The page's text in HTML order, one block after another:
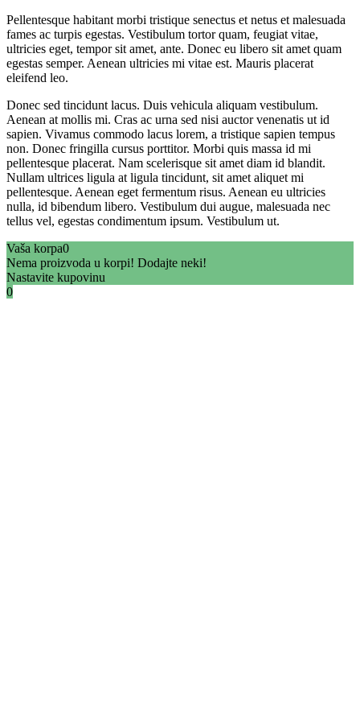
Pellentesque habitant morbi tristique senectus et netus et malesuada
fames ac turpis egestas. Vestibulum tortor quam, feugiat vitae,
ultricies eget, tempor sit amet, ante. Donec eu libero sit amet quam
egestas semper. Aenean ultricies mi vitae est. Mauris placerat
eleifend leo.
Donec sed tincidunt lacus. Duis vehicula aliquam vestibulum.
Aenean at mollis mi. Cras ac urna sed nisi auctor venenatis ut id
sapien. Vivamus commodo lacus lorem, a tristique sapien tempus
non. Donec fringilla cursus porttitor. Morbi quis massa id mi
pellentesque placerat. Nam scelerisque sit amet diam id blandit.
Nullam ultrices ligula at ligula tincidunt, sit amet aliquet mi
pellentesque. Aenean eget fermentum risus. Aenean eu ultricies
nulla, id bibendum libero. Vestibulum dui augue, malesuada nec
tellus vel, egestas condimentum ipsum. Vestibulum ut.
Vaša korpa0
Nema proizvoda u korpi! Dodajte neki!
Nastavite kupovinu
0